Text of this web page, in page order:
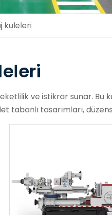
kuleleri
ve istikrar sunar. Bu
tabanlı tasarımları,